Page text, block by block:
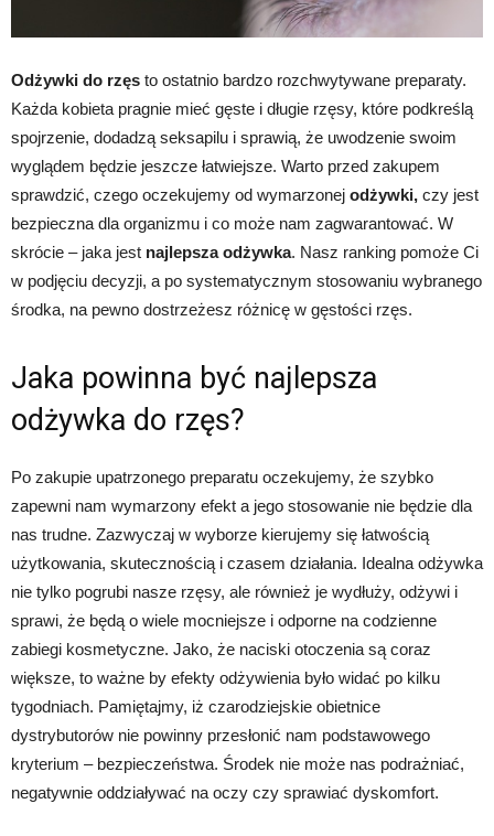
Odżywki do rzęs to ostatnio bardzo rozchwytywane preparaty.
Każda kobieta pragnie mieć gęste i długie rzęsy, które podkreślą
spojrzenie, dodadzą seksapilu i sprawią, że uwodzenie swoim
wyglądem będzie jeszcze łatwiejsze. Warto przed zakupem
sprawdzić, czego oczekujemy od wymarzonej odżywki, czy jest
bezpieczna dla organizmu i co może nam zagwarantować. W
skrócie – jaka jest najlepsza odżywka. Nasz ranking pomoże Ci
w podjęciu decyzji, a po systematycznym stosowaniu wybranego
środka, na pewno dostrzeżesz różnicę w gęstości rzęs.
Jaka powinna być najlepsza
odżywka do rzęs?
Po zakupie upatrzonego preparatu oczekujemy, że szybko
zapewni nam wymarzony efekt a jego stosowanie nie będzie dla
nas trudne. Zazwyczaj w wyborze kierujemy się łatwością
użytkowania, skutecznością i czasem działania. Idealna odżywka
nie tylko pogrubi nasze rzęsy, ale również je wydłuży, odżywi i
sprawi, że będą o wiele mocniejsze i odporne na codzienne
zabiegi kosmetyczne. Jako, że naciski otoczenia są coraz
większe, to ważne by efekty odżywienia było widać po kilku
tygodniach. Pamiętajmy, iż czarodziejskie obietnice
dystrybutorów nie powinny przesłonić nam podstawowego
kryterium – bezpieczeństwa. Środek nie może nas podrażniać,
negatywnie oddziaływać na oczy czy sprawiać dyskomfort.